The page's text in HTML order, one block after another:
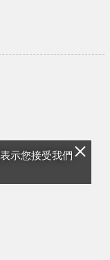
示您接受我們